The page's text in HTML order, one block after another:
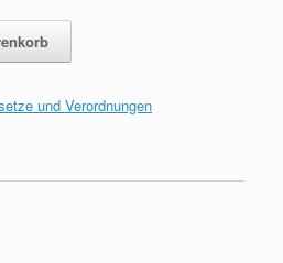
und Verordnungen